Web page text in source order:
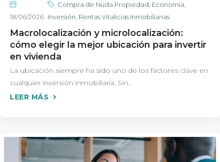
18/06/2026
Compra de Nuda Propiedad Economía
Inversión Rentas Vitalicias Inmobiliarias
Macrolocalización y microlocalización:
cómo elegir la mejor ubicación para invertir
en vivienda
La ubicación siempre ha sido uno de los factores clave en
cualquier inversión inmobiliaria. Sin...